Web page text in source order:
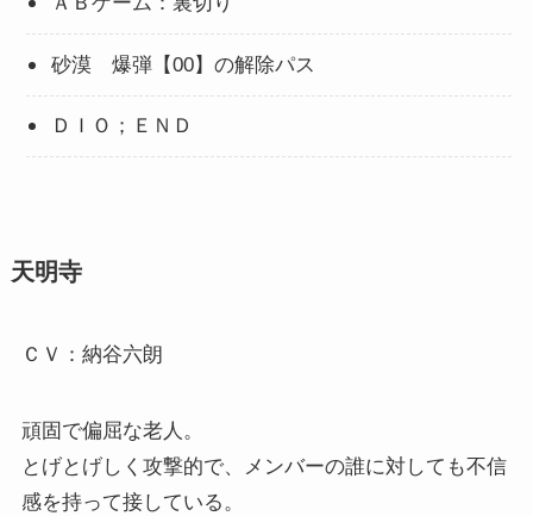
砂漠 爆弾【00】の解除パス
ＤＩＯ；ＥＮＤ
天明寺
ＣＶ：納谷六朗
頑固で偏屈な老人。
とげとげしく攻撃的で、メンバーの誰に対しても不信
感を持って接している。